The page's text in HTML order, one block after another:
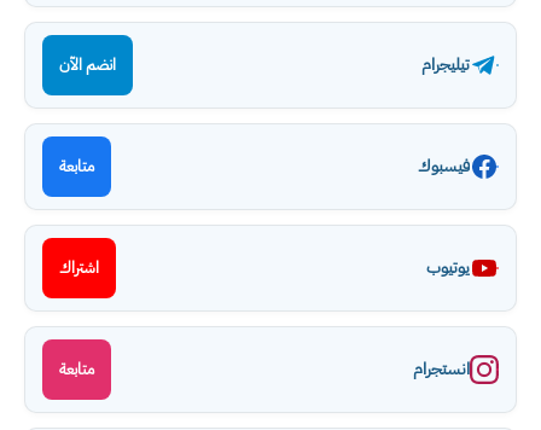
تيليجرام انضم الآن
فيسبوك متابعة
يوتيوب اشتراك
انستجرام متابعة